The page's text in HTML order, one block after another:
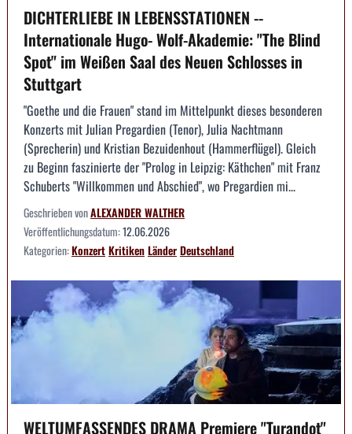
DICHTERLIEBE IN LEBENSSTATIONEN --
Internationale Hugo- Wolf-Akademie: "The Blind
Spot" im Weißen Saal des Neuen Schlosses in
Stuttgart
"Goethe und die Frauen" stand im Mittelpunkt dieses besonderen
Konzerts mit Julian Pregardien (Tenor), Julia Nachtmann
(Sprecherin) und Kristian Bezuidenhout (Hammerflügel). Gleich
zu Beginn faszinierte der "Prolog in Leipzig: Käthchen" mit Franz
Schuberts "Willkommen und Abschied", wo Pregardien mi...
Geschrieben vonALEXANDER WALTHER
Veröffentlichungsdatum:12.06.2026
Kategorien:KonzertKritikenLänderDeutschland
WELTUMFASSENDES DRAMA Premiere "Turandot"